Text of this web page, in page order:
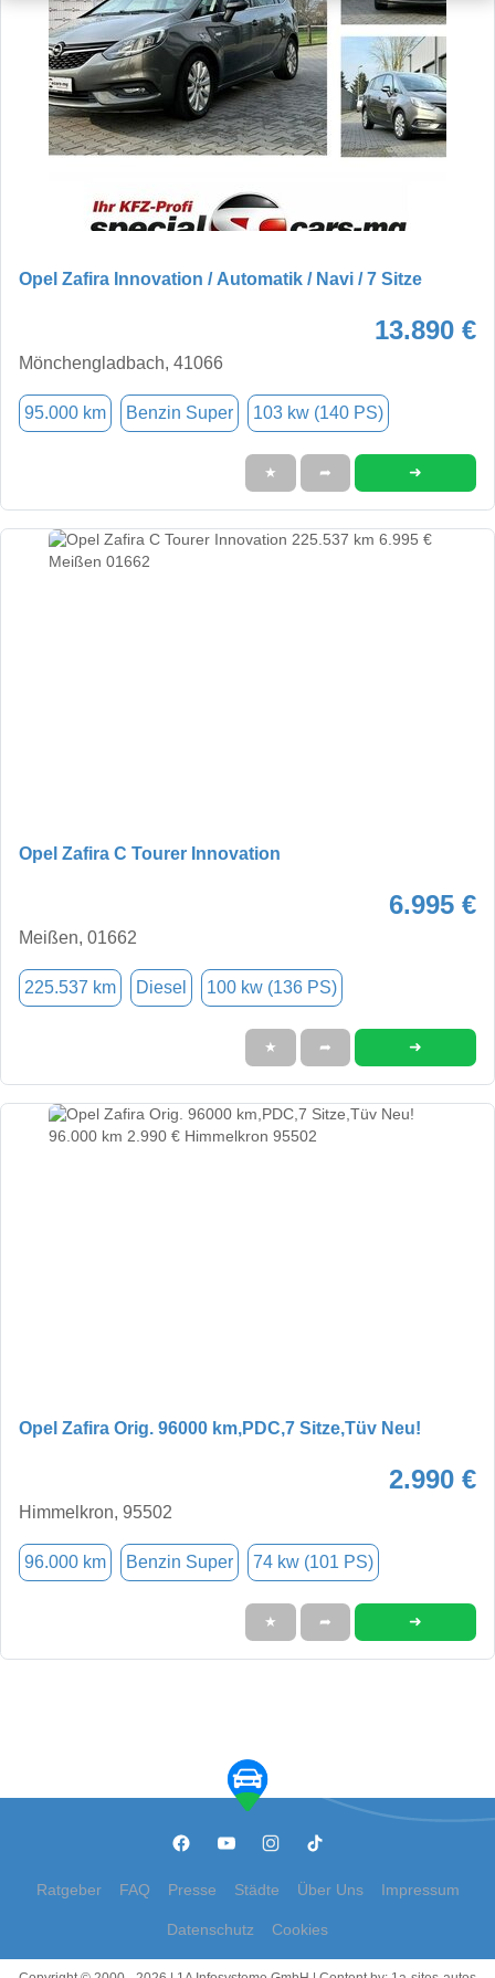
Opel Zafira Innovation / Automatik / Navi / 7 Sitze
13.890 €
Mönchengladbach, 41066
95.000 km Benzin Super 103 kw (140 PS)
★ ➦ ➜
Opel Zafira C Tourer Innovation
6.995 €
Meißen, 01662
225.537 km Diesel 100 kw (136 PS)
★ ➦ ➜
Opel Zafira Orig. 96000 km,PDC,7 Sitze,Tüv Neu!
2.990 €
Himmelkron, 95502
96.000 km Benzin Super 74 kw (101 PS)
★ ➦ ➜
Ratgeber FAQ Presse Städte Über Uns Impressum
Datenschutz Cookies